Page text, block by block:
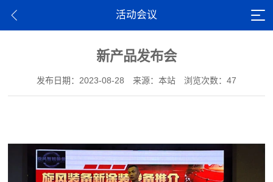
活动会议
新产品发布会
发布日期：2023-08-28 来源：本站 浏览次数：47